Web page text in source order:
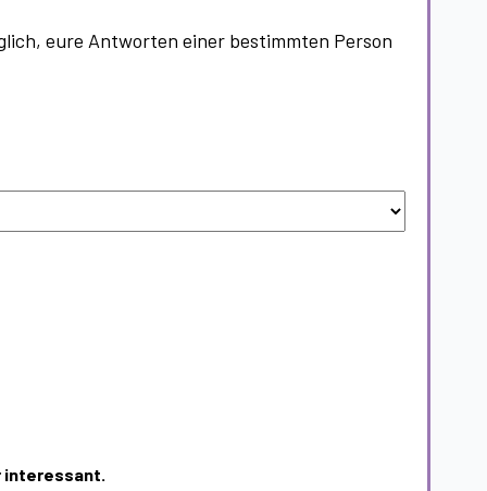
eure Antworten einer bestimmten Person
interessant.